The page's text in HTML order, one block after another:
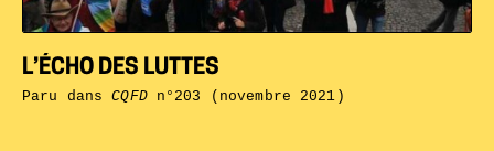
L’ÉCHO DES LUTTES
Paru dansCQFDn°203 (novembre 2021)